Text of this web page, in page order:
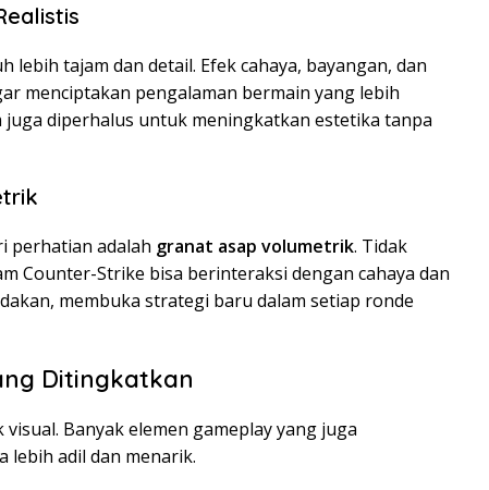
lebih tajam dan detail. Efek cahaya, bayangan, dan
menciptakan pengalaman bermain yang lebih
diperhalus untuk meningkatkan estetika tanpa
perhatian adalah granat asap volumetrik. Tidak
Counter-Strike bisa berinteraksi dengan cahaya dan
membuka strategi baru dalam setiap ronde
Ditingkatkan
Banyak elemen gameplay yang juga
lebih adil dan menarik.